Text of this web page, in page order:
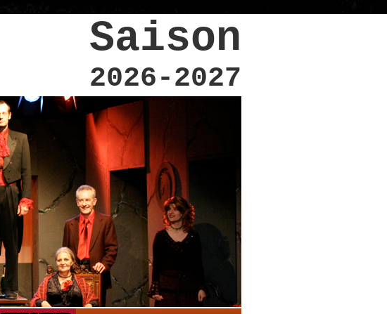
Saison
2026-2027